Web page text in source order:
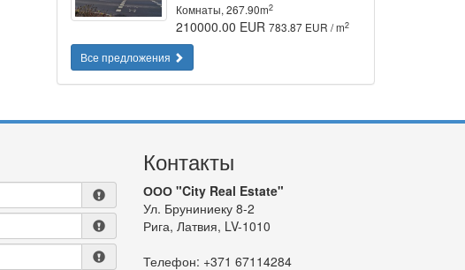
Комнаты, 267.90m2
210000.00 EUR783.87 EUR / m2
Все предложения
Контакты
ООО "City Real Estate"
Ул. Бруниниеку 8-2
Рига, Латвия, LV-1010
Телефон: +371 67114284